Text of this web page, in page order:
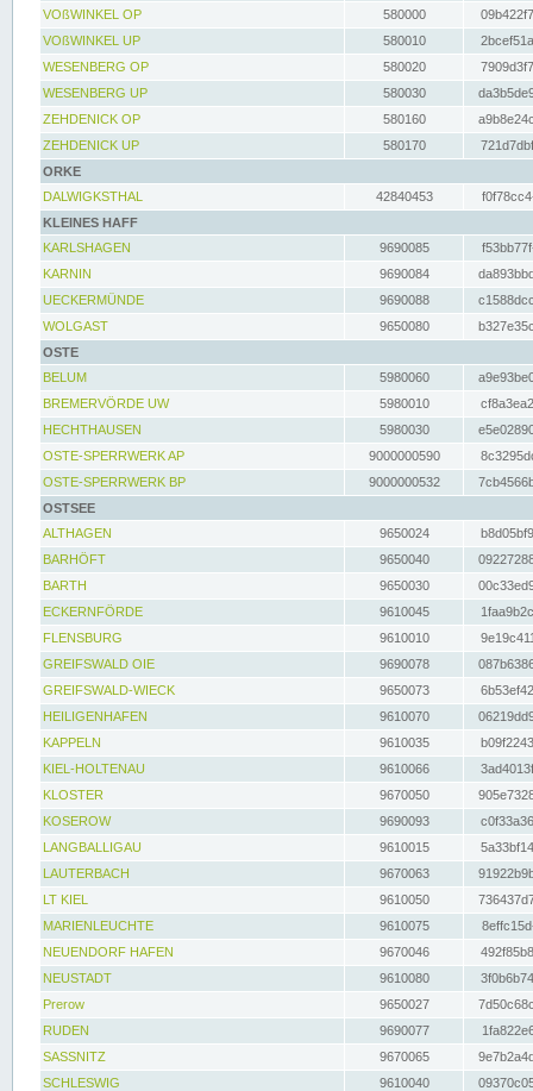
VOßWINKEL OP
580000
VOßWINKEL UP
580010
WESENBERG OP
580020
WESENBERG UP
580030
ZEHDENICK OP
580160
ZEHDENICK UP
580170
ORKE
DALWIGKSTHAL
42840453
KLEINES HAFF
KARLSHAGEN
9690085
KARNIN
9690084
UECKERMÜNDE
9690088
WOLGAST
9650080
OSTE
BELUM
5980060
BREMERVÖRDE UW
5980010
HECHTHAUSEN
5980030
OSTE-SPERRWERK AP
9000000590
OSTE-SPERRWERK BP
9000000532
OSTSEE
ALTHAGEN
9650024
BARHÖFT
9650040
BARTH
9650030
ECKERNFÖRDE
9610045
FLENSBURG
9610010
GREIFSWALD OIE
9690078
GREIFSWALD-WIECK
9650073
HEILIGENHAFEN
9610070
KAPPELN
9610035
KIEL-HOLTENAU
9610066
KLOSTER
9670050
KOSEROW
9690093
LANGBALLIGAU
9610015
LAUTERBACH
9670063
LT KIEL
9610050
MARIENLEUCHTE
9610075
NEUENDORF HAFEN
9670046
NEUSTADT
9610080
Prerow
9650027
RUDEN
9690077
SASSNITZ
9670065
SCHLESWIG
9610040